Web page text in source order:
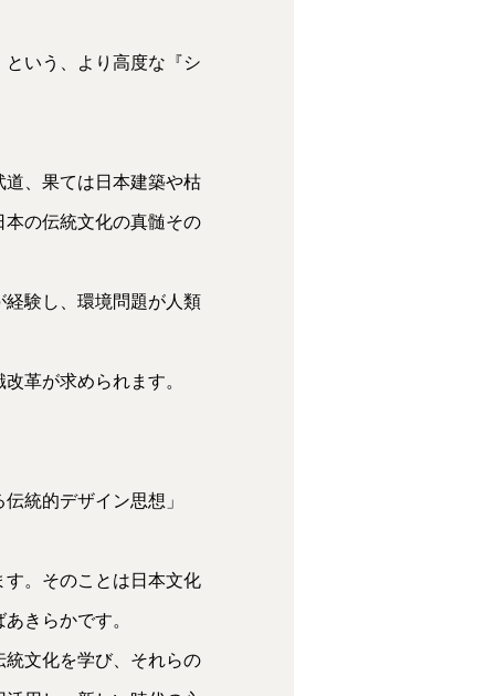
いう、より高度な『シ
、果ては日本建築や枯
の伝統文化の真髄その
験し、環境問題が人類
革が求められます。
統的デザイン思想」
。そのことは日本文化
きらかです。
文化を学び、それらの